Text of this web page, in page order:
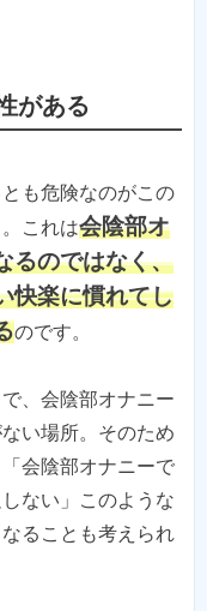
がある
も危険なのがこの
これは会陰部オ
るのではなく、
快楽に慣れてし
のです。
、会陰部オナニー
い場所。そのため
会陰部オナニーで
ない」このような
ることも考えられ